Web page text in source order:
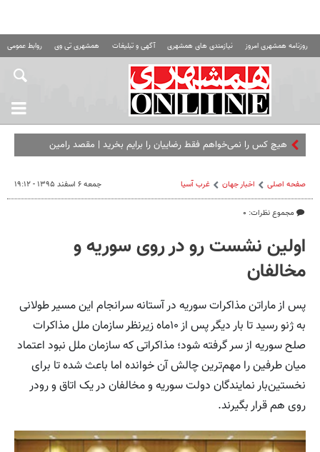
روزنامه همشهری امروز نیازمندی های همشهری آگهی و تبلیغات همشهری تی وی روابط عمومی
هیچ کس را نمی‌خواهم فقط رضاییان را برایم بخرید | مقصد رامین
صفحه اصلی اخبار جهان غرب آسیا
مجموع نظرات: ۰
جمعه ۶ اسفند ۱۳۹۵ - ۱۹:۱۲
اولین نشست رو در روی سوریه و
مخالفان
پس از ماراتن مذاکرات سوریه در آستانه سرانجام این مسیر طولانی
به ژنو رسید تا بار دیگر پس از ۱۰‌ماه زیرنظر سازمان ملل مذاکرات
صلح سوریه از سر گرفته شود؛ مذاکراتی که سازمان ملل نبود اعتماد
میان طرفین را مهم‌ترین چالش آن خوانده اما باعث شده تا برای
نخستین‌بار نمایندگان دولت سوریه و مخالفان در یک اتاق و رودر
روی هم قرار بگیرند.